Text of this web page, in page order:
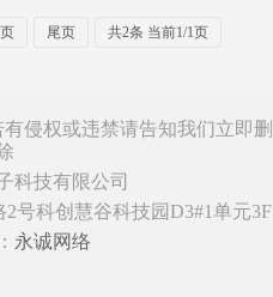
尾页 共2条 当前1/1页
侵权或违禁请告知我们立即删
科技有限公司
号科创慧谷科技园D3#1单元3F
永诚网络